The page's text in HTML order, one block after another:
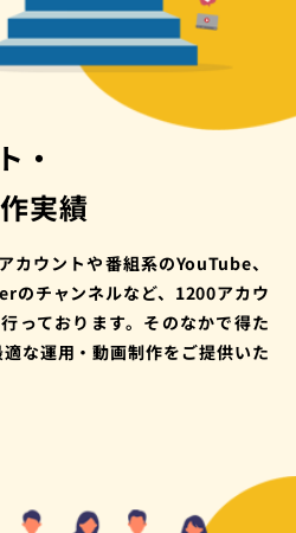
・
実績
ウントや番組系のYouTube、
のチャンネルなど、1200アカウ
っております。そのなかで得た
な運用・動画制作をご提供いた